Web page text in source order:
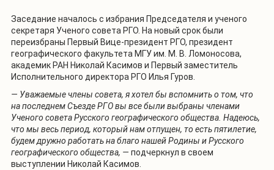
Заседание началось с избрания Председателя и ученого
секретаря Ученого совета РГО. На новый срок были
переизбраны Первый Вице-президент РГО, президент
географического факультета МГУ им. М. В. Ломоносова,
академик РАН Николай Касимов и Первый заместитель
Исполнительного директора РГО Илья Гуров.
— Уважаемые члены совета, я хотел бы вспомнить о том, что
на последнем Съезде РГО вы все были выбраны членами
Ученого совета Русского географического общества. Надеюсь,
что мы весь период, который нам отпущен, то есть пятилетие,
будем дружно работать на благо нашей Родины и Русского
географического общества, — подчеркнул в своем
выступлении Николай Касимов.